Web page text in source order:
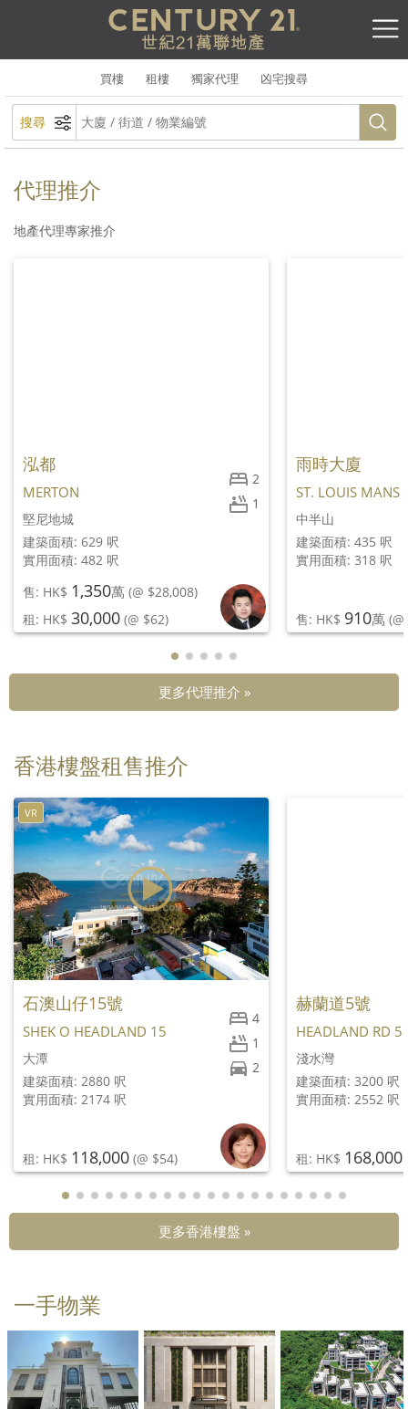
買樓 租樓 獨家代理 凶宅搜尋
搜尋
代理推介
地產代理專家推介
2
1
泓都
MERTON
堅尼地城
建築面積: 629 呎
實用面積: 482 呎
售: HK$ 1,350萬 (@ $28,008)
租: HK$ 30,000 (@ $62)
雨時大廈
ST. LOUIS MANS
中半山
建築面積: 435 呎
實用面積: 318 呎
售: HK$ 910萬
更多代理推介 »
香港樓盤租售推介
VR
4
1
2
石澳山仔15號
SHEK O HEADLAND 15
大潭
建築面積: 2880 呎
實用面積: 2174 呎
租: HK$ 118,000 (@ $54)
赫蘭道5號
HEADLAND RD 5
淺水灣
建築面積: 3200 呎
實用面積: 2552 呎
租: HK$ 168,000
更多香港樓盤 »
一手物業